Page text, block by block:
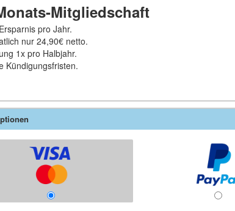
Mitgliedschaft
pro Jahr.
nur 24,90€ netto.
1x pro Halbjahr.
Kündigungsfristen.